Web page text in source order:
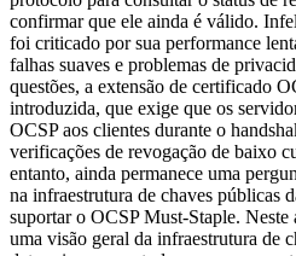
confirmar que ele ainda é válido.
foi criticado por sua performance
falhas suaves e problemas de
questões, a extensão de certificado
introduzida, que exige que os
OCSP aos clientes durante o
verificações de revogação de baixo
entanto, ainda permanece uma
na infraestrutura de chaves públicas
suportar o OCSP Must-Staple. Neste
uma visão geral da infraestrutura de